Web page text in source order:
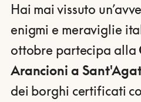
Hai mai vissuto
enigmi e meraviglie
ottobre partecipa alla
Arancioni a
dei borghi certificati